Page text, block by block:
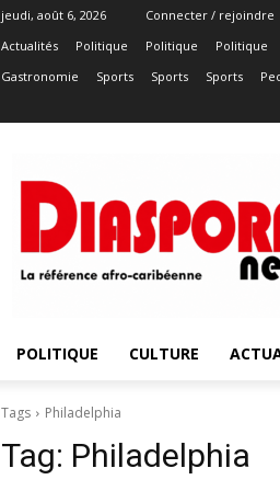
jeudi, août 6, 2026
Connecter / rejoindre
Actualités
Politique Politique Politique
Gastronomie
Sports Sports Sports
POLITIQUE CULTURE
Tags Philadelphia
Tag: Philadelphia